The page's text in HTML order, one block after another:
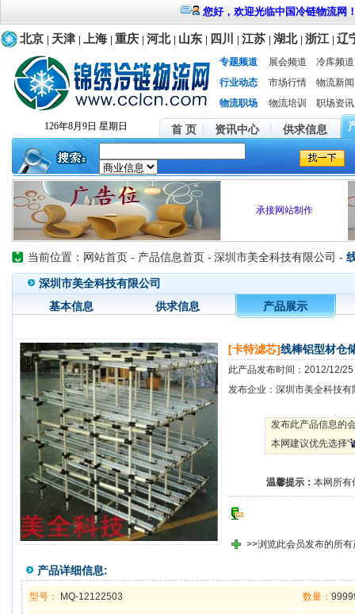
您好，欢迎光临中国冷链物流网
北京 天津 上海 重庆 河北 山东 四川 江苏 湖北 浙江 辽
专题频道 展会频道
冷库频道
行业动态
市场行情
物流新闻
物流职场
物流培训 职场资讯
126年8月9日 星期日 首 页 资讯中心 供求信息
承接网站制作
当前位置： 网站首页 - 产品信息首页 - 深圳市美全科技有限公司 -
深圳市美全科技有限公司
基本信息
供求信息 产品展示
[卡特滤芯]线棒铝型材仓
此产品发布时间：2012/12/
发布企业：深圳市美全科技有
发布此产品信息的
本网建议优先选择“
温馨提示： 本网所有
>>浏览此会员发布的所
产品详细信息:
型号： MQ-12122503 数量：